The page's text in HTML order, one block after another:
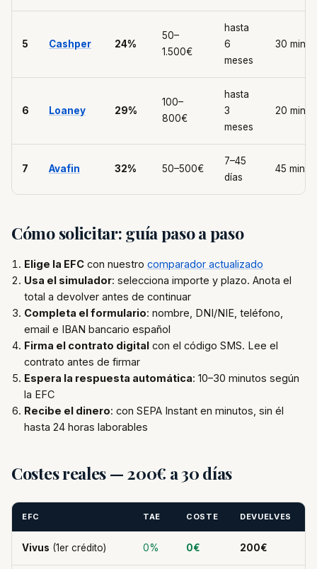
5 Cashper 24%
50–
1.500€
hasta
6
meses
30 min
6 Loaney 29%
100–
800€
hasta
3
meses
20 min
7 Avafin 32% 50–500€
7–45
días
45 min
Cómo solicitar: guía paso a paso
Elige la EFC con nuestro comparador actualizado
Usa el simulador: selecciona importe y plazo. Anota el
total a devolver antes de continuar
Completa el formulario: nombre, DNI/NIE, teléfono,
email e IBAN bancario español
Firma el contrato digital con el código SMS. Lee el
contrato antes de firmar
Espera la respuesta automática: 10–30 minutos según
la EFC
Recibe el dinero: con SEPA Instant en minutos, sin él
hasta 24 horas laborables
Costes reales — 200€ a 30 días
EFC TAE COSTE DEVUELVES
Vivus (1er crédito) 0% 0€ 200€